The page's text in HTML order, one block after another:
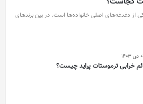
از دغدغه‌های اصلی خانواده‌ها است. در بین برندهای
خرابی ترموستات پراید چیست؟